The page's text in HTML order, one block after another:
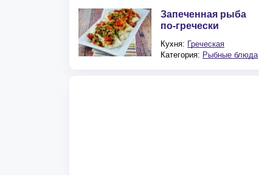
Запеченная рыба
по-гречески
Кухня: Греческая
Категория: Рыбные блюда